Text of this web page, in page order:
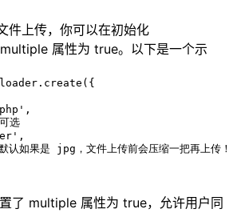
件上传，你可以在初始化
属性为 true。以下是一个示
选
果是 jpg，文件上传前会压缩一把再上传
了 multiple 属性为 true，允许用户同